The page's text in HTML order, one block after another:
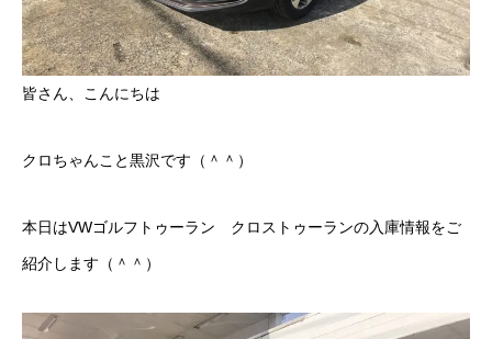
おすすめ
ボディコーティング・艶出し・磨き
皆さん、こんにちは
クロちゃんこと黒沢です（＾＾）
本日はVWゴルフトゥーラン クロストゥーランの入庫情報をご
紹介します（＾＾）